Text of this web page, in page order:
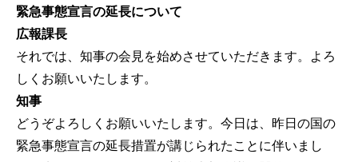
緊急事態宣言の延長について
広報課長
それでは、知事の会見を始めさせていただきます。よろ
しくお願いいたします。
知事
どうぞよろしくお願いいたします。今日は、昨日の国の
緊急事態宣言の延長措置が講じられたことに伴いまし